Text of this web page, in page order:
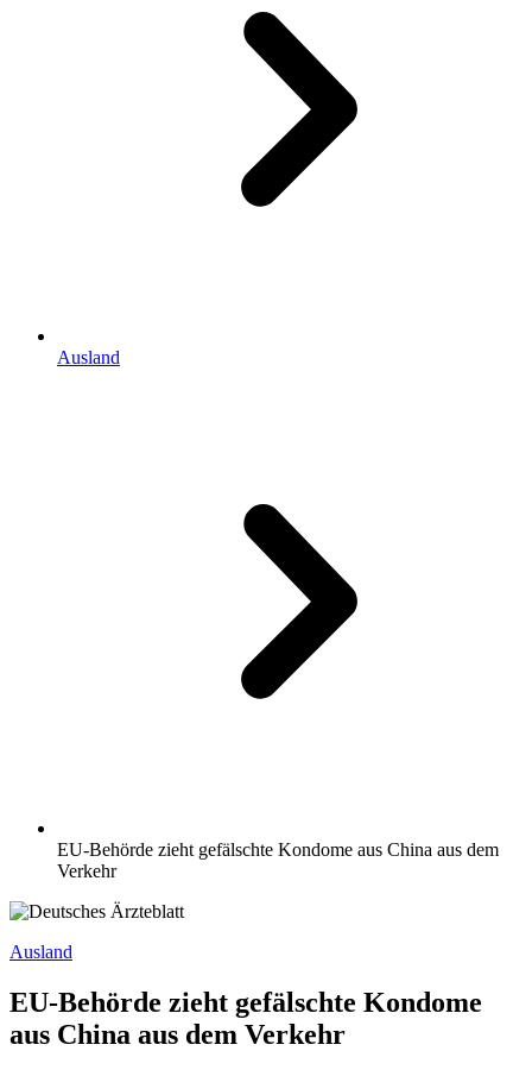
Ausland
EU-Behörde zieht gefälschte Kondome aus China aus dem
Verkehr
Ausland
EU-Behörde zieht gefälschte Kondome
aus China aus dem Verkehr